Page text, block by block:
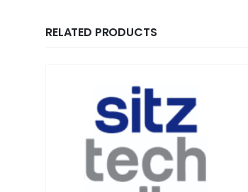
RELATED PRODUCTS